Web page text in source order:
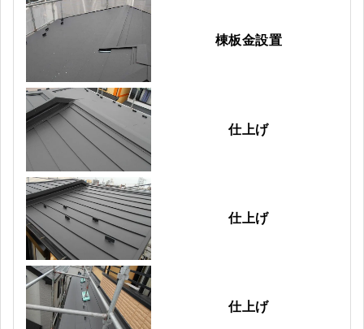
棟板金設置
仕上げ
仕上げ
仕上げ